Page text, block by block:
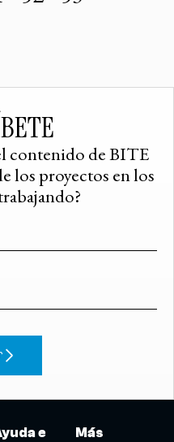
contenido de BITE
los proyectos en los
e Más